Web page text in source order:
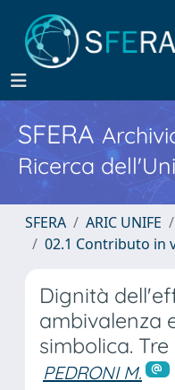
SFERA
Ricerca
SFERA ARIC UNIFE
02.1 Contributo in
Dignità
ambivalenza
simbolica.
PEDRONI M.